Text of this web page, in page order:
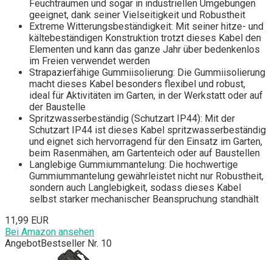
Feuchträumen und sogar in industriellen Umgebungen
geeignet, dank seiner Vielseitigkeit und Robustheit
Extreme Witterungsbeständigkeit: Mit seiner hitze- und
kältebeständigen Konstruktion trotzt dieses Kabel den
Elementen und kann das ganze Jahr über bedenkenlos
im Freien verwendet werden
Strapazierfähige Gummiisolierung: Die Gummiisolierung
macht dieses Kabel besonders flexibel und robust,
ideal für Aktivitäten im Garten, in der Werkstatt oder auf
der Baustelle
Spritzwasserbeständig (Schutzart IP44): Mit der
Schutzart IP44 ist dieses Kabel spritzwasserbeständig
und eignet sich hervorragend für den Einsatz im Garten,
beim Rasenmähen, am Gartenteich oder auf Baustellen
Langlebige Gummiummantelung: Die hochwertige
Gummiummantelung gewährleistet nicht nur Robustheit,
sondern auch Langlebigkeit, sodass dieses Kabel
selbst starker mechanischer Beanspruchung standhält
11,99 EUR
Bei Amazon ansehen
AngebotBestseller Nr. 10